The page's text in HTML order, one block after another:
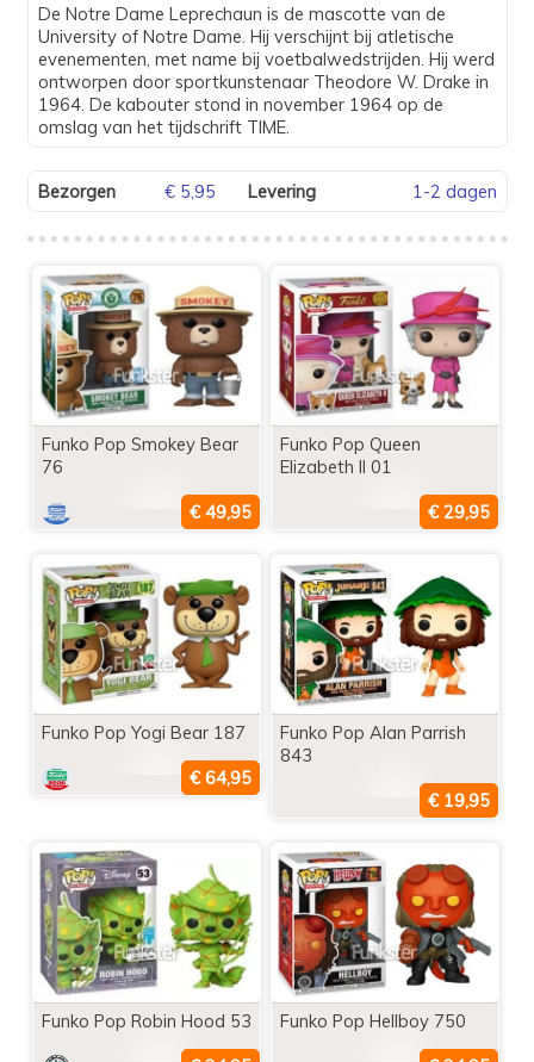
De Notre Dame Leprechaun is de mascotte van de
University of Notre Dame. Hij verschijnt bij atletische
evenementen, met name bij voetbalwedstrijden. Hij werd
ontworpen door sportkunstenaar Theodore W. Drake in
1964. De kabouter stond in november 1964 op de
omslag van het tijdschrift TIME.
Bezorgen € 5,95 Levering 1-2 dagen
Funko Pop Smokey Bear
76
Funko Pop Queen
Elizabeth II 01
Funko Pop Yogi Bear 187
Funko Pop Alan Parrish
843
Funko Pop Robin Hood 53 Funko Pop Hellboy 750